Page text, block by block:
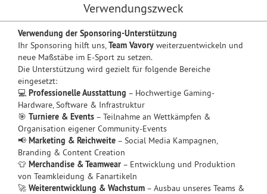
Verwendungszweck
Verwendung der Sponsoring-Unterstützung
Ihr Sponsoring hilft uns,Team Vavory weiterzuentwickeln und
neue Maßstäbe im E-Sport zu setzen.
Die Unterstützung wird gezielt für folgende Bereiche
eingesetzt:
💻 Professionelle Ausstattung – Hochwertige Gaming-
Hardware, Software & Infrastruktur
🎯 Turniere & Events – Teilnahme an Wettkämpfen &
Organisation eigener Community-Events
📢 Marketing & Reichweite – Social Media Kampagnen,
Branding & Content Creation
👕 Merchandise & Teamwear – Entwicklung und Produktion
von Teamkleidung & Fanartikeln
🚀 Weiterentwicklung & Wachstum – Ausbau unseres Teams &